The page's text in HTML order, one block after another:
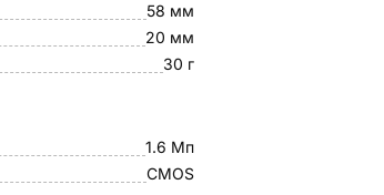
58 мм
20 мм
30 г
1.6 Мп
CMOS